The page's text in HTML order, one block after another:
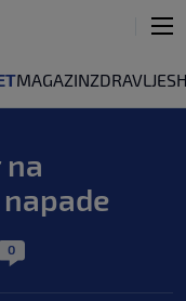
MAGAZINZDRAVLJE
0